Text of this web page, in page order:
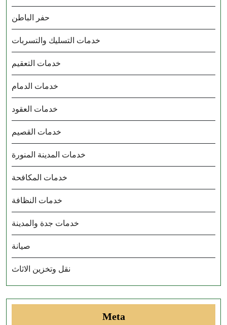
حفر الباطن
خدمات التسليك والتسربات
خدمات التعقيم
خدمات الدمام
خدمات العقود
خدمات القصيم
خدمات المدينة المنورة
خدمات المكافحة
خدمات النظافة
خدمات جدة والمدينة
صيانة
نقل وتخزين الاثاث
Meta